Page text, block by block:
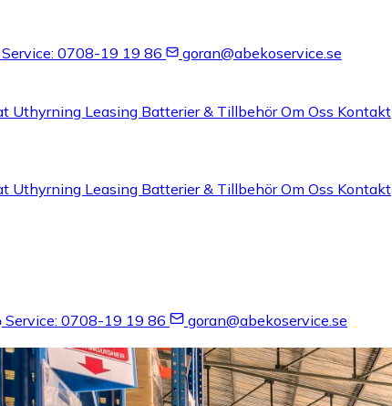
Service: 0708-19 19 86 goran@abekoservice.se
Uthyrning Leasing Batterier & TillbehörOm Oss Kontakt
Uthyrning Leasing Batterier & TillbehörOm Oss Kontakt
Service: 0708-19 19 86
goran@abekoservice.se